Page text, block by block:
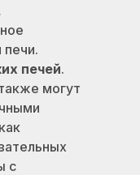
печи.
печей.
могут
с